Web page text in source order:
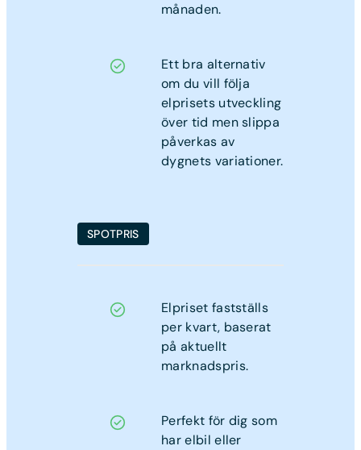
månaden.
Ett bra alternativ
om du vill följa
elprisets utveckling
över tid men slippa
påverkas av
dygnets variationer.
SPOTPRIS
Elpriset fastställs
per kvart, baserat
på aktuellt
marknadspris.
Perfekt för dig som
har elbil eller